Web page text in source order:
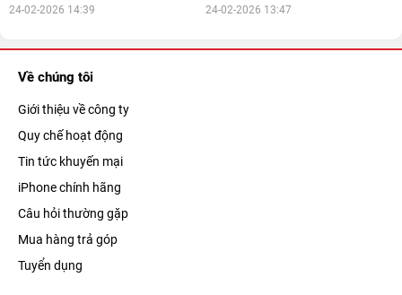
24-02-2026 14:39 24-02-2026 13:47
Về chúng tôi
Giới thiệu về công ty
Quy chế hoạt động
Tin tức khuyến mại
iPhone chính hãng
Câu hỏi thường gặp
Mua hàng trả góp
Tuyển dụng